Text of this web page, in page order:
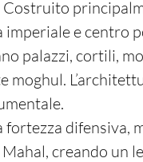
Costruito
e centro
palazzi, cortili,
difensiva,
creando un